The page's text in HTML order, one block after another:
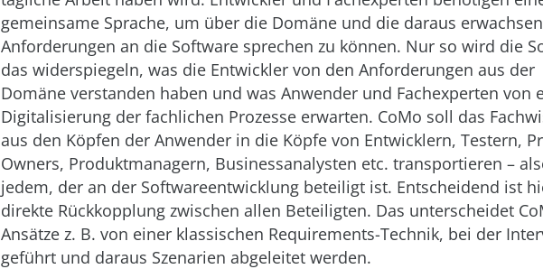
gemeinsame Sprache, um über die Domäne und die daraus
Anforderungen an die Software sprechen zu können. Nur so wird die
das widerspiegeln, was die Entwickler von den Anforderungen aus der
Domäne verstanden haben und was Anwender und Fachexperten von
Digitalisierung der fachlichen Prozesse erwarten. CoMo soll das
aus den Köpfen der Anwender in die Köpfe von Entwicklern, Testern,
Owners, Produktmanagern, Businessanalysten etc. transportieren –
jedem, der an der Softwareentwicklung beteiligt ist. Entscheidend ist
direkte Rückkopplung zwischen allen Beteiligten. Das unterscheidet
Ansätze z. B. von einer klassischen Requirements-Technik, bei der
geführt und daraus Szenarien abgeleitet werden.